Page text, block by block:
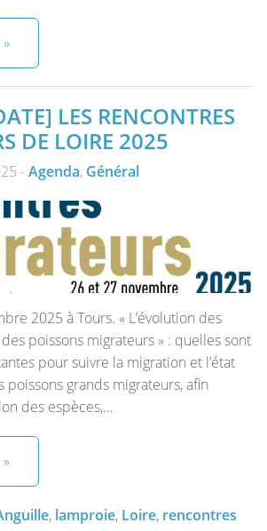
LES RENCONTRES
DE LOIRE 2025
-Agenda, Général
2025 à Tours. « L’évolution des
poissons migrateurs » : quelles sont
pour suivre la migration et l’état
grands migrateurs, afin
des espèces,…
, lamproie, Loire, rencontres